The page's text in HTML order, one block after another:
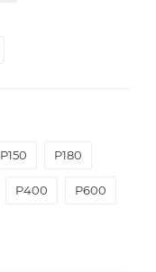
P150 P180
P400 P600